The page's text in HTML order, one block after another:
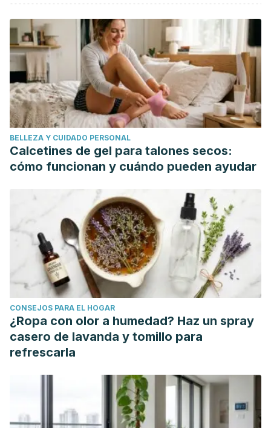
BELLEZA Y CUIDADO PERSONAL
Calcetines de gel para talones secos:
cómo funcionan y cuándo pueden ayudar
CONSEJOS PARA EL HOGAR
¿Ropa con olor a humedad? Haz un spray
casero de lavanda y tomillo para
refrescarla